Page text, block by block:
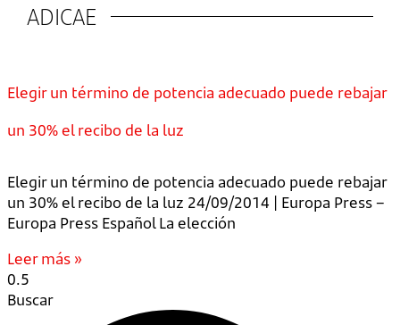
ADICAE
Elegir un término de potencia adecuado puede rebajar
un 30% el recibo de la luz
Elegir un término de potencia adecuado puede rebajar
un 30% el recibo de la luz 24/09/2014 | Europa Press –
Europa Press Español La elección
Leer más »
Buscar